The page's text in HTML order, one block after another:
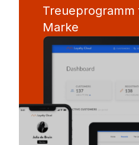
Treueprogramm
Marke